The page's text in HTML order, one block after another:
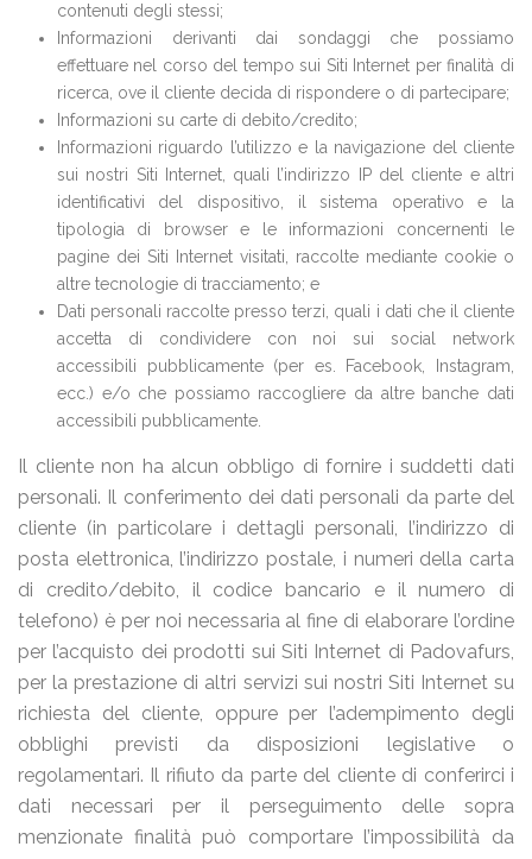
contenuti degli stessi;
Informazioni derivanti dai sondaggi che possiamo
effettuare nel corso del tempo sui Siti Internet per finalità di
ricerca, ove il cliente decida di rispondere o di partecipare;
Informazioni su carte di debito/credito;
Informazioni riguardo l’utilizzo e la navigazione del cliente
sui nostri Siti Internet, quali l’indirizzo IP del cliente e altri
identificativi del dispositivo, il sistema operativo e la
tipologia di browser e le informazioni concernenti le
pagine dei Siti Internet visitati, raccolte mediante cookie o
altre tecnologie di tracciamento; e
Dati personali raccolte presso terzi, quali i dati che il cliente
accetta di condividere con noi sui social network
accessibili pubblicamente (per es. Facebook, Instagram,
ecc.) e/o che possiamo raccogliere da altre banche dati
accessibili pubblicamente.
Il cliente non ha alcun obbligo di fornire i suddetti dati
personali. Il conferimento dei dati personali da parte del
cliente (in particolare i dettagli personali, l’indirizzo di
posta elettronica, l’indirizzo postale, i numeri della carta
di credito/debito, il codice bancario e il numero di
telefono) è per noi necessaria al fine di elaborare l’ordine
per l’acquisto dei prodotti sui Siti Internet di Padovafurs,
per la prestazione di altri servizi sui nostri Siti Internet su
richiesta del cliente, oppure per l’adempimento degli
obblighi previsti da disposizioni legislative o
regolamentari. Il rifiuto da parte del cliente di conferirci i
dati necessari per il perseguimento delle sopra
menzionate finalità può comportare l’impossibilità da